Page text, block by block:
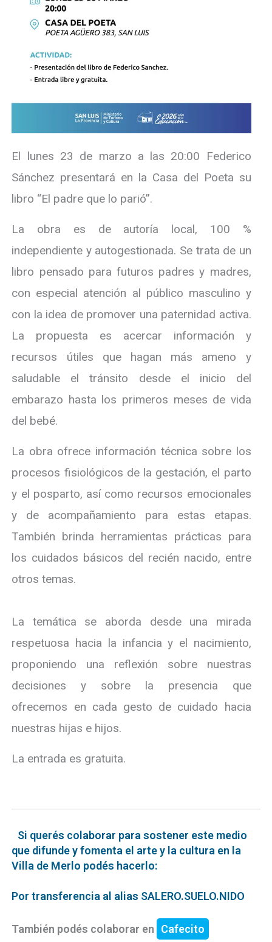
El lunes 23 de marzo a las 20:00 Federico
Sánchez presentará en la Casa del Poeta su
libro “El padre que lo parió”.
La obra es de autoría local, 100 %
independiente y autogestionada. Se trata de un
libro pensado para futuros padres y madres,
con especial atención al público masculino y
con la idea de promover una paternidad activa.
La propuesta es acercar información y
recursos útiles que hagan más ameno y
saludable el tránsito desde el inicio del
embarazo hasta los primeros meses de vida
del bebé.
La obra ofrece información técnica sobre los
procesos fisiológicos de la gestación, el parto
y el posparto, así como recursos emocionales
y de acompañamiento para estas etapas.
También brinda herramientas prácticas para
los cuidados básicos del recién nacido, entre
otros temas.
La temática se aborda desde una mirada
respetuosa hacia la infancia y el nacimiento,
proponiendo una reflexión sobre nuestras
decisiones y sobre la presencia que
ofrecemos en cada gesto de cuidado hacia
nuestras hijas e hijos.
La entrada es gratuita.
Si querés colaborar para sostener este medio
que difunde y fomenta el arte y la cultura en la
Villa de Merlo podés hacerlo:
Por transferencia al alias SALERO.SUELO.NIDO
También podés colaborar en Cafecito